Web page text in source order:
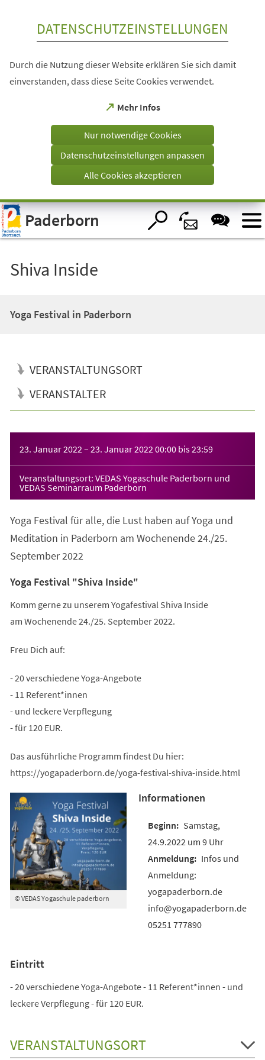
Visuelle
Assistenzsoftware
öffnen.
DATENSCHUTZEINSTELLUNGEN
Durch die Nutzung dieser Website erklären Sie sich damit
einverstanden, dass diese Seite Cookies verwendet.
Mehr Infos
(Öffnet
einem
Tab)
Nur notwendige Cookies
Datenschutzeinstellungen anpassen
Alle Cookies akzeptieren
Paderborn
Shiva Inside
Yoga Festival in Paderborn
VERANSTALTUNGSORT
VERANSTALTER
23. Januar 2022 – 23. Januar 2022 00:00 bis23:59
Veranstaltungsort: VEDAS Yogaschule Paderborn und
VEDAS Seminarraum Paderborn
Yoga Festival für alle, die Lust haben auf Yoga und
Meditation in Paderborn am Wochenende 24./25.
September 2022
Yoga Festival "Shiva Inside"
Komm gerne zu unserem Yogafestival Shiva Inside
am Wochenende 24./25. September 2022.
Freu Dich auf:
- 20 verschiedene Yoga-Angebote
- 11 Referent*innen
- und leckere Verpflegung
- für 120 EUR.
Das ausführliche Programm findest Du hier:
https://yogapaderborn.de/yoga-festival-shiva-inside.html
© VEDAS Yogaschule paderborn
Informationen
Samstag,
24.9.2022 um 9 Uhr
Infos und
Anmeldung:
yogapaderborn.de
info@yogapaderborn.de
05251 777890
Eintritt
- 20 verschiedene Yoga-Angebote - 11 Referent*innen - und
leckere Verpflegung - für 120 EUR.
VERANSTALTUNGSORT